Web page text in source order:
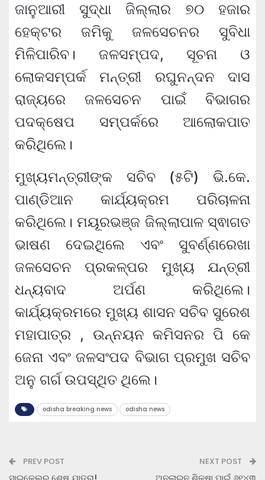
ଜାନୁଆରୀ ସୁଦ୍ଧା ଜିଲ୍ଲାର ୭୦ ହଜାର
ହେକ୍ଟର ଜମିକୁ ଜଳସେଚନର ସୁବିଧା
ମିଳିପାରିବ। ଜଳସମ୍ପଦ, ସୂଚନା ଓ
ଲୋକସମ୍ପର୍କ ମନ୍ତ୍ରୀ ରଘୁନନ୍ଦନ ଦାସ
ରାଜ୍ୟରେ ଜଳସେଚନ ପାଇଁ ବିଭାଗର
ପଦକ୍ଷେପ ସମ୍ପର୍କରେ ଆଲୋକପାତ
କରିଥିଲେ।
ମୁଖ୍ୟମନ୍ତ୍ରୀଙ୍କ ସଚିବ (୫ଟି) ଭି.କେ.
ପାଣ୍ଡିଆନ କାର୍ଯ୍ୟକ୍ରମ ପରିଚାଳନା
କରିଥିଲେ। ମୟୂରଭଞ୍ଜ ଜିଲ୍ଲାପାଳ ସ୍ଵାଗତ
ଭାଷଣ ଦେଇଥିଲେ ଏବଂ ସୁବର୍ଣ୍ଣରେଖା
ଜଳସେଚନ ପ୍ରକଳ୍ପର ମୁଖ୍ୟ ଯନ୍ତ୍ରୀ
ଧନ୍ୟବାଦ ଅର୍ପଣ କରିଥିଲେ।
କାର୍ଯ୍ୟକ୍ରମରେ ମୁଖ୍ୟ ଶାସନ ସଚିବ ସୁରେଶ
ମହାପାତ୍ର , ଉନ୍ନୟନ କମିସନର ପି କେ
ଜେନା ଏବଂ ଜଳସଂପଦ ବିଭାଗ ପ୍ରମୁଖ ସଚିବ
ଅନୁ ଗର୍ଗ ଉପସ୍ଥିତ ଥିଲେ।
odisha breaking news odisha news
PREV POST NEXT POST